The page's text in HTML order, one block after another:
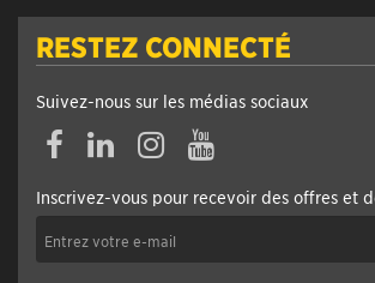
RESTEZ CONNECTÉ
Suivez-nous sur les médias sociaux
FacebookLinkedinInstagramYouTube
Inscrivez-vous pour recevoir des offres et